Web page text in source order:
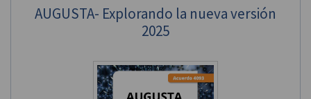
AUGUSTA- Explorando la nueva versión
2025